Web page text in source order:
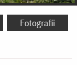
Fotografii